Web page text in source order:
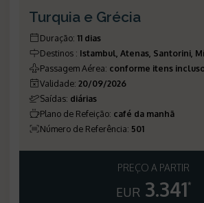
Turquia e Grécia
Duração: 11 dias
Destinos : Istambul, Atenas, Santorini,
Passagem Aérea: conforme itens
Validade: 20/09/2026
Saídas: diárias
Plano de Refeição: café da manhã
Número de Referência: 501
PREÇO A PARTIR
EUR 3.341*